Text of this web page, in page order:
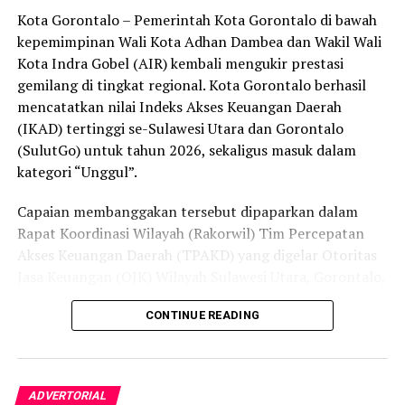
secara menyeluruh, tidak hanya menyasar pengecer
skala kecil tetapi juga distributor dan toko-toko besar
yang melanggar aturan.
Dalam daftar pemeringkatan nasional tersebut, Kota
Denpasar menempati posisi puncak dengan tingkat rasa
aman masyarakat melebihi 81 persen, disusul oleh Kota
Yogyakarta, Surakarta, Semarang, Magelang, dan
Kota Gorontalo yang berada di urutan ketujuh berhasil
mengungguli sejumlah kota berkembang lainnya di
Singkawang. Capaian ini menjadi bukti konkret bahwa
Kota Gorontalo terus bertransformasi menjadi daerah
Kota Gorontalo – Pemerintah Kota Gorontalo di bawah
kepemimpinan Wali Kota Adhan Dambea dan Wakil Wali
Kota Indra Gobel (AIR) kembali mengukir prestasi
gemilang di tingkat regional. Kota Gorontalo berhasil
mencatatkan nilai Indeks Akses Keuangan Daerah
(IKAD) tertinggi se-Sulawesi Utara dan Gorontalo
(SulutGo) untuk tahun 2026, sekaligus masuk dalam
kategori “Unggul”.
Capaian membanggakan tersebut dipaparkan dalam
Rapat Koordinasi Wilayah (Rakorwil) Tim Percepatan
Akses Keuangan Daerah (TPAKD) yang digelar Otoritas
dan Maluku Utara di Hotel NDC Resort and Spa,
Manado, Sulawesi Utara, Rabu (29/7/2026).
Delegasi Pemkot Gorontalo dipimpin langsung oleh
Wakil Wali Kota Gorontalo Indra Gobel, didampingi
CONTINUE READING
ADVERTORIAL